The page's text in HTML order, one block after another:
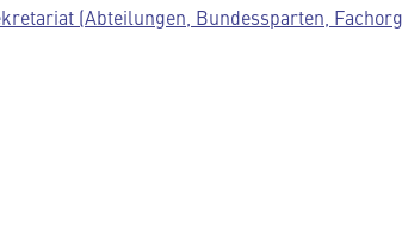
(Abteilungen, Bundessparten,